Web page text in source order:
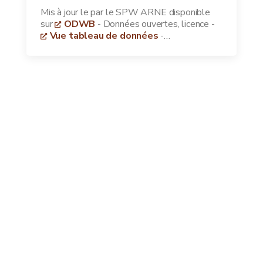
Mis à jour lepar le SPW ARNE disponible
sur
ODWB - Données ouvertes, licence -
Vue tableau de données -